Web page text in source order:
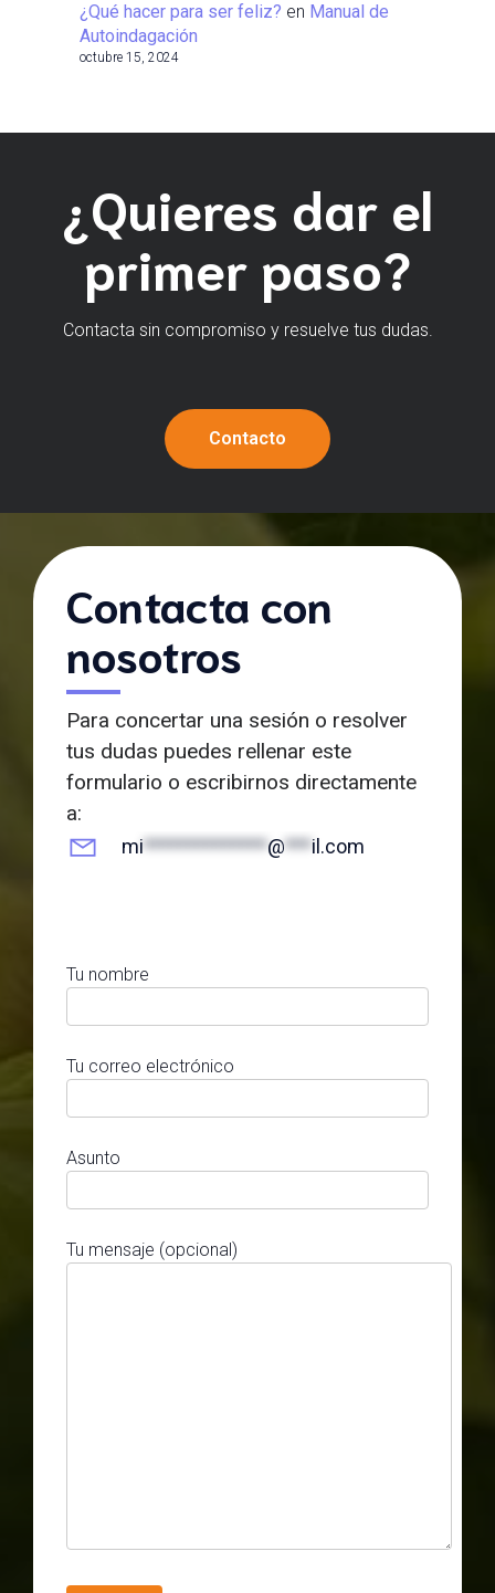
¿Qué hacer para ser feliz? en Manual de
Autoindagación
octubre 15, 2024
¿Quieres dar el
primer paso?
Contacta sin compromiso y resuelve tus dudas.
Contacto
Contacta con
nosotros
Para concertar una sesión o resolver
tus dudas puedes rellenar este
formulario o escribirnos directamente
a:
mi**************@***il.com
Tu nombre
Tu correo electrónico
Asunto
Tu mensaje (opcional)